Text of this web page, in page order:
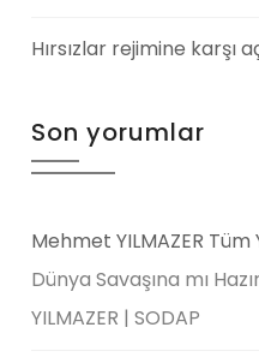
Hırsızlar rejimine karşı
Son yorumlar
Mehmet YILMAZER Tüm
Dünya Savaşına mı
YILMAZER | SODAP